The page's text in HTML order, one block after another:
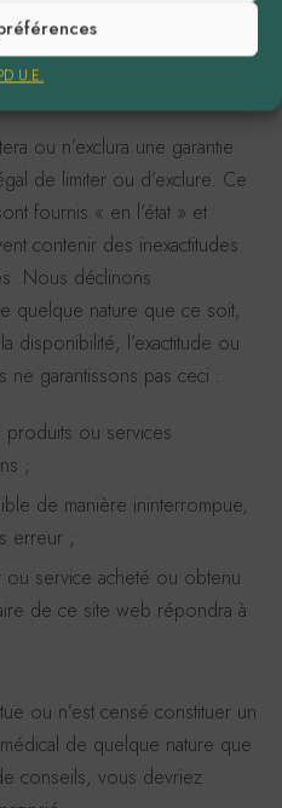
U.E.
et
ou n’exclura une garantie
de limiter ou d’exclure. Ce
fournis « en l’état » et
contenir des inexactitudes
Nous déclinons
quelque nature que ce soit,
disponibilité, l’exactitude ou
ne garantissons pas ceci :
ou services
;
de manière ininterrompue,
erreur ;
service acheté ou obtenu
de ce site web répondra à
ou n’est censé constituer un
de quelque nature que
conseils, vous devriez